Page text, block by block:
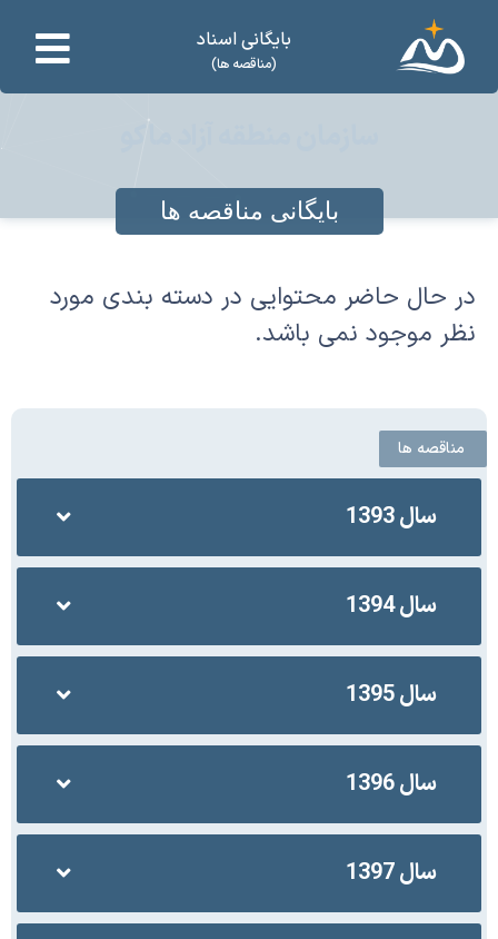
بایگانی اسناد
(مناقصه ها)
بایگانی مناقصه ها
مناقصه ها
سال 1393
سال 1394
سال 1395
سال 1396
سال 1397
در حال حاضر محتوایی در دسته بندی مورد
نظر موجود نمی باشد.